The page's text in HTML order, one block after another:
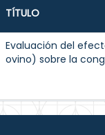
TÍTULO
Evaluación del
ovino) sobre la